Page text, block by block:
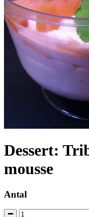
Dessert:
mousse
Antal